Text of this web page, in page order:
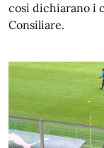
così dichiarano i
Consiliare.